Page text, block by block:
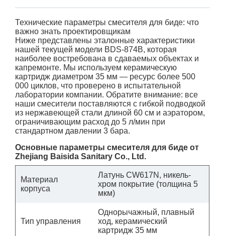
Технические параметры смесителя для биде: что
важно знать проектировщикам
Ниже представлены эталонные характеристики
нашей текущей модели BDS-874B, которая
наиболее востребована в сдаваемых объектах и
капремонте. Мы используем керамическую
картридж диаметром 35 мм — ресурс более 500
000 циклов, что проверено в испытательной
лаборатории компании. Обратите внимание: все
наши смесители поставляются с гибкой подводкой
из нержавеющей стали длиной 60 см и аэратором,
ограничивающим расход до 5 л/мин при
стандартном давлении 3 бара.
Основные параметры смесителя для биде от
Zhejiang Baisida Sanitary Co., Ltd.
Материал
корпуса
Латунь CW617N, никель-
хром покрытие (толщина 5
мкм)
Тип управления
Однорычажный, плавный
ход, керамический
картридж 35 мм